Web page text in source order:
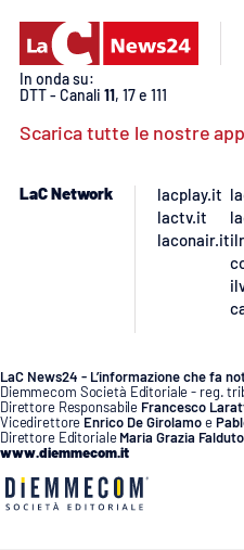
In onda su:
DTT - Canali 11, 17 e 111
Scarica tutte le nostre
LaC Network
lacplay.it
lactv.it
laconair.it
LaC News24 - L’informazione che fa
Diemmecom Società Editoriale - reg.
Direttore Responsabile Francesco
Vicedirettore Enrico De Girolamoe
Direttore Editoriale Maria Grazia Falduto
www.diemmecom.it